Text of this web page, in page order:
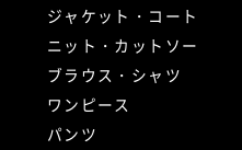
ジャケット・コート
ニット・カットソー
ブラウス・シャツ
ワンピース
パンツ